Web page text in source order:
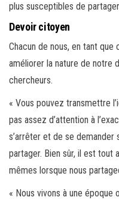
plus susceptibles de
Devoir citoyen
Chacun de nous, en tant
améliorer la nature de notre
chercheurs.
« Vous pouvez transmettre
pas assez d’attention à
s’arrêter et de se demander
partager. Bien sûr, il est tout
mêmes lorsque nous
« Nous vivons à une époque